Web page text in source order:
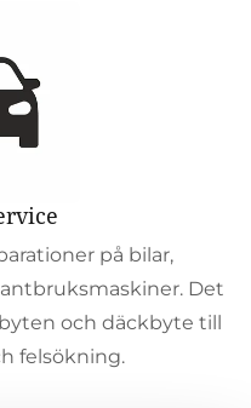
på bilar,
Det
och däckbyte till
felsökning.